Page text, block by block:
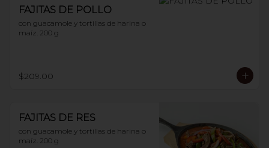
FAJITAS DE POLLO
con guacamole y tortillas de harina o
maíz. 200 g
$209.00
FAJITAS DE RES
con guacamole y tortillas de harina o
maíz. 200 g